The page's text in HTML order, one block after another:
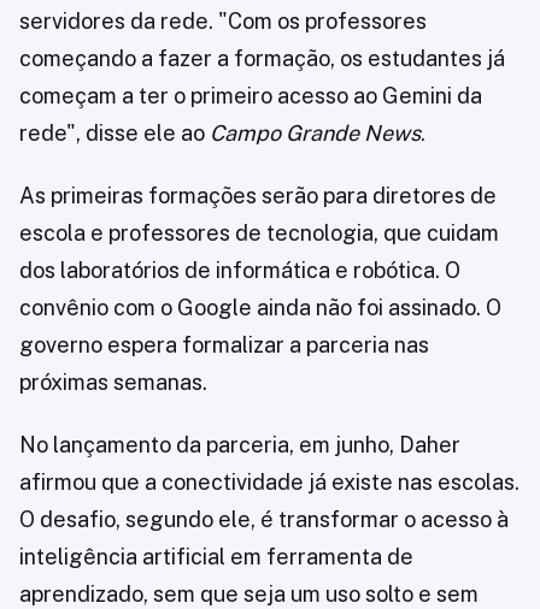
servidores da rede. "Com os professores
começando a fazer a formação, os estudantes já
começam a ter o primeiro acesso ao Gemini da
rede", disse ele ao Campo Grande News.
As primeiras formações serão para diretores de
escola e professores de tecnologia, que cuidam
dos laboratórios de informática e robótica. O
convênio com o Google ainda não foi assinado. O
governo espera formalizar a parceria nas
próximas semanas.
No lançamento da parceria, em junho, Daher
afirmou que a conectividade já existe nas escolas.
O desafio, segundo ele, é transformar o acesso à
inteligência artificial em ferramenta de
aprendizado, sem que seja um uso solto e sem